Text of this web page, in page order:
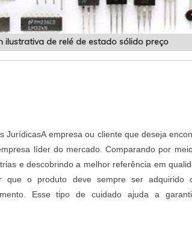
ilustrativa de relé de estado sólido preço
JurídicasA empresa ou cliente que deseja
líder do mercado. Comparando por
e descobrindo a melhor referência em
que o produto deve sempre ser adquirido
Esse tipo de cuidado ajuda a
além de evitar prejuízos com
Assim, é possível poupar